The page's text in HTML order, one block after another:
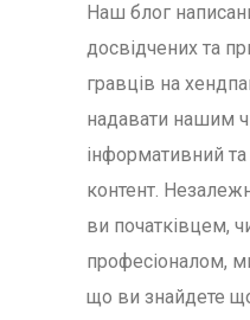
Наш блог
досвідчених та
гравців на
надавати нашим
інформативний
контент.
ви початківцем,
професіоналом,
що ви знайдете